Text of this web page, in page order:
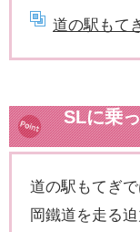
道の駅もて
SLに乗
道の駅もてぎ
岡鐵道を走る